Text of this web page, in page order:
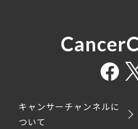
キャンサーチャンネルに
ついて